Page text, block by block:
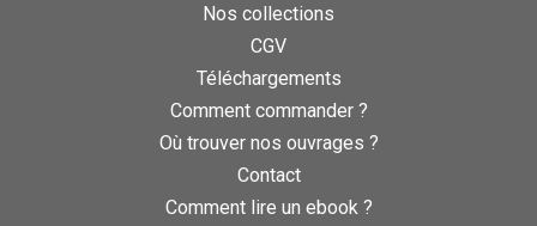
Nos collections
CGV
Téléchargements
Comment commander ?
Où trouver nos ouvrages ?
Contact
Comment lire un ebook ?